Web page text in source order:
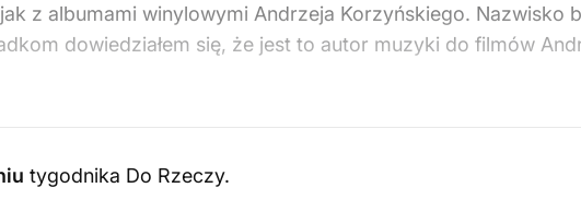
z albumami winylowymi Andrzeja Korzyńskiego. Nazwisko
dowiedziałem się, że jest to autor muzyki do filmów
tygodnika Do Rzeczy.